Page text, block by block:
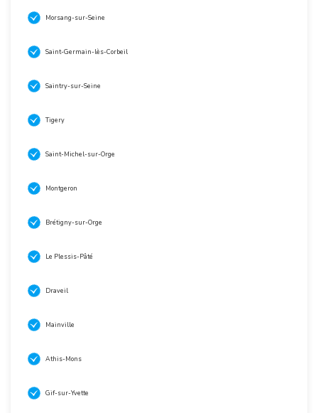
Morsang-sur-Seine
Saint-Germain-lès-Corbeil
Saintry-sur-Seine
Tigery
Saint-Michel-sur-Orge
Montgeron
Brétigny-sur-Orge
Le Plessis-Pâté
Draveil
Mainville
Athis-Mons
Gif-sur-Yvette